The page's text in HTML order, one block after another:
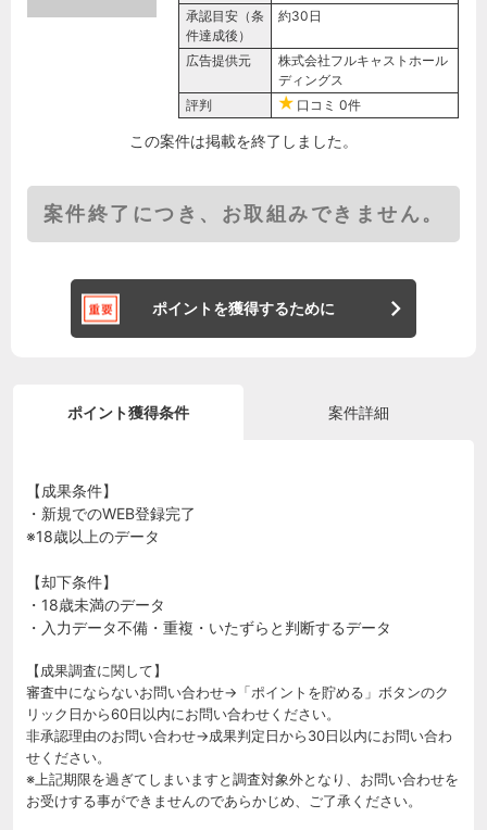
承認目安（条
件達成後）
約30日
広告提供元
株式会社フルキャストホール
ディングス
評判
口コミ 0件
この案件は掲載を終了しました。
案件終了につき、お取組みできません。
ポイントを獲得するために
ポイント獲得条件 案件詳細
【成果条件】
・新規でのWEB登録完了
※18歳以上のデータ
【却下条件】
・18歳未満のデータ
・入力データ不備・重複・いたずらと判断するデータ
【成果調査に関して】
審査中にならないお問い合わせ→「ポイントを貯める」ボタンのク
リック日から60日以内にお問い合わせください。
非承認理由のお問い合わせ→成果判定日から30日以内にお問い合わ
せください。
※上記期限を過ぎてしまいますと調査対象外となり、お問い合わせを
お受けする事ができませんのであらかじめ、ご了承ください。